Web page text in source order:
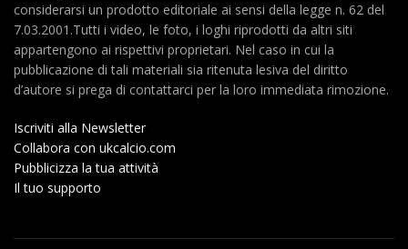
considerarsi un prodotto editoriale ai sensi della legge n. 62 del
7.03.2001.Tutti i video, le foto, i loghi riprodotti da altri siti
appartengono ai rispettivi proprietari. Nel caso in cui la
pubblicazione di tali materiali sia ritenuta lesiva del diritto
d’autore si prega di contattarci per la loro immediata rimozione.
Iscriviti alla Newsletter
Collabora con ukcalcio.com
Pubblicizza la tua attività
Il tuo supporto